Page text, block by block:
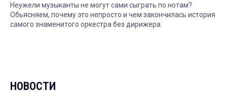
Неужели музыканты не могут сами сыграть по нотам?
Обьясняем, почему это непросто и чем закончилась история
самого знаменитого оркестра без дирижера.
НОВОСТИ